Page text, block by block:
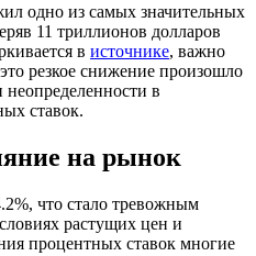
одно из самых значительных
11 триллионов долларов
в источнике, важно
резкое снижение произошло
в
ставок.
на рынок
что стало тревожным
растущих цен и
процентных ставок многие